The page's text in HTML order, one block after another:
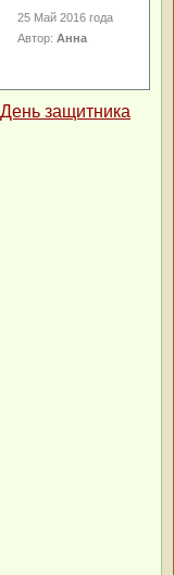
25 Май 2016 года
Автор:Анна
День защитника